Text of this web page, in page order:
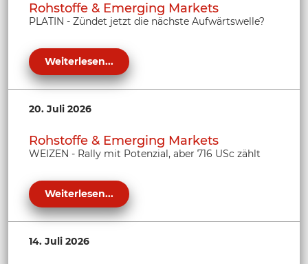
Rohstoffe & Emerging Markets
PLATIN - Zündet jetzt die nächste Aufwärtswelle?
Weiterlesen...
20. Juli 2026
Rohstoffe & Emerging Markets
WEIZEN - Rally mit Potenzial, aber 716 USc zählt
Weiterlesen...
14. Juli 2026